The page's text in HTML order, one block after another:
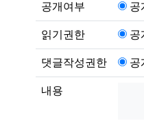
공개여부
읽기권한
댓글작성권한
내용